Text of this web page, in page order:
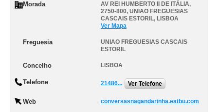
Morada
AV REI HUMBERTO II DE ITÁLIA,
2750-800, UNIAO FREGUESIAS
CASCAIS ESTORIL, LISBOA
Ver Mapa
Freguesia
UNIAO FREGUESIAS CASCAIS
ESTORIL
Concelho LISBOA
Telefone 21486... Ver Telefone
Web conversasnagandarinha.eatbu.com